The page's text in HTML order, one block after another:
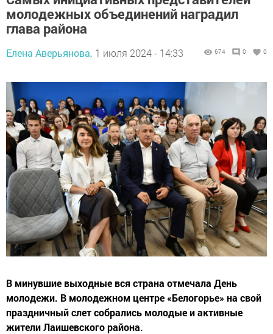
молодежных объединений наградил
глава района
Елена Аверьянова, 1 июля 2024 - 14:33 674 0 0
В минувшие выходные вся страна отмечала День
молодежи. В молодежном центре «Белогорье» на свой
праздничный слет собрались молодые и активные
жители Лаишевского района.